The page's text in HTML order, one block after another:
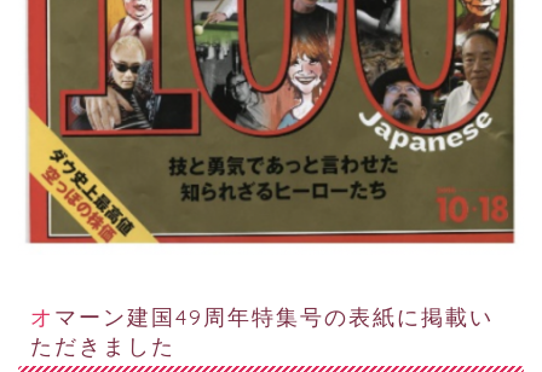
オマーン建国49周年特集号の表紙に掲載い
ただきました